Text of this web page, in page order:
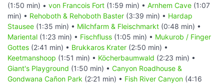
(1:50 min) • von Francois Fort (1:59 min) • Arnhem Cave (1:07
min) • Rehoboth & Rehoboth Baster (3:39 min) • Hardap
Stausee (1:35 min) • Milchfarm & Fleischmarkt (0:48 min) •
Mariental (1:23 min) • Fischfluss (1:05 min) • Mukurob / Finger
Gottes (2:41 min) • Brukkaros Krater (2:50 min) •
Keetmanshoop (1:51 min) • Köcherbaumwald (2:23 min) •
Giant's Playground (1:50 min) • Canyon Roadhouse &
Gondwana Cañon Park (2:21 min) • Fish River Canyon (4:16